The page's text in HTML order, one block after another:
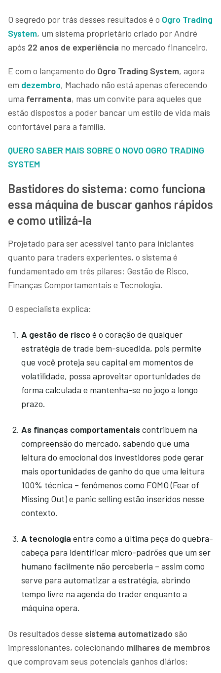
O segredo por trás desses resultados é o Ogro Trading
System, um sistema proprietário criado por André
após 22 anos de experiência no mercado financeiro.
E com o lançamento do Ogro Trading System, agora
em dezembro, Machado não está apenas oferecendo
uma ferramenta, mas um convite para aqueles que
estão dispostos a poder bancar um estilo de vida mais
confortável para a família.
QUERO SABER MAIS SOBRE O NOVO OGRO TRADING
SYSTEM
Bastidores do sistema: como funciona
essa máquina de buscar ganhos rápidos
e como utilizá-la
Projetado para ser acessível tanto para iniciantes
quanto para traders experientes, o sistema é
fundamentado em três pilares: Gestão de Risco,
Finanças Comportamentais e Tecnologia.
O especialista explica:
A gestão de risco é o coração de qualquer
estratégia de trade bem-sucedida, pois permite
que você proteja seu capital em momentos de
volatilidade, possa aproveitar oportunidades de
forma calculada e mantenha-se no jogo a longo
prazo.
As finanças comportamentais contribuem na
compreensão do mercado, sabendo que uma
leitura do emocional dos investidores pode gerar
mais oportunidades de ganho do que uma leitura
100% técnica – fenômenos como FOMO (Fear of
Missing Out) e panic selling estão inseridos nesse
contexto.
A tecnologia entra como a última peça do quebra-
cabeça para identificar micro-padrões que um ser
humano facilmente não perceberia – assim como
serve para automatizar a estratégia, abrindo
tempo livre na agenda do trader enquanto a
máquina opera.
Os resultados desse sistema automatizado são
impressionantes, colecionando milhares de membros
que comprovam seus potenciais ganhos diários: